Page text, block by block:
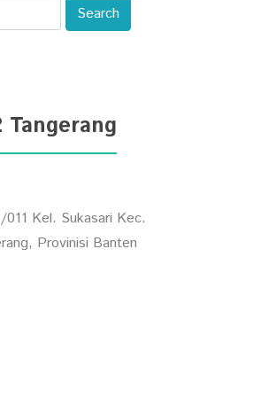
Tangerang
Kel. Sukasari Kec.
Provinisi Banten